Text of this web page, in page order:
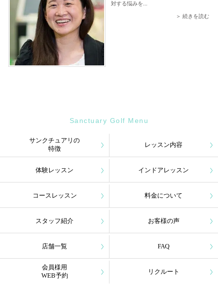
対する悩みを...
＞ 続きを読む
Sanctuary Golf Menu
サンクチュアリの
特徴
レッスン内容
体験レッスン インドアレッスン
コースレッスン 料金について
スタッフ紹介 お客様の声
店舗一覧 FAQ
会員様用
WEB予約
リクルート